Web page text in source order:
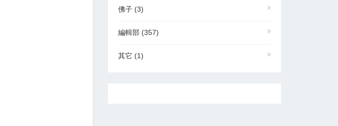
佛子 (3)
編輯部 (357)
其它 (1)